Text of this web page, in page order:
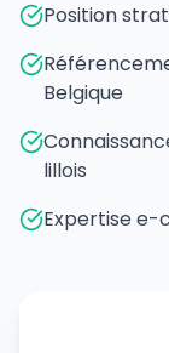
Position
Belgique
lillois
Expertise